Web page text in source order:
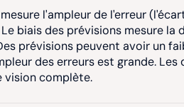
l'ampleur de l'erreur
biais des prévisions mesure la
prévisions peuvent avoir un
des erreurs est grande. Les
vision complète.